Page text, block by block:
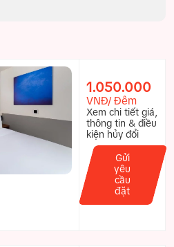
1.050.000
VNĐ/ Đêm
Xem chi tiết giá,
thông tin & điều
kiện hủy đổi
Gửi
yêu
cầu
đặt